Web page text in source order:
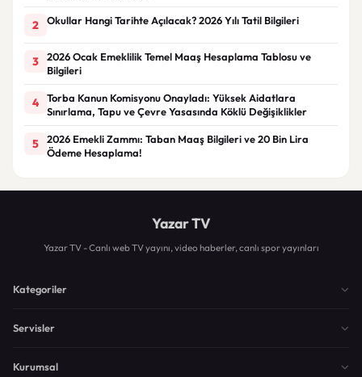
2 Okullar Hangi Tarihte Açılacak? 2026 Yılı Tatil Bilgileri
3
2026 Ocak Emeklilik Temel Maaş Hesaplama Tablosu ve
Bilgileri
4
Torba Kanun Komisyonu Onayladı: Yüksek Aidatlara
Sınırlama, Tapu ve Çevre Yasasında Köklü Değişiklikler
5
2026 Emekli Zammı: Taban Maaş Bilgileri ve 20 Bin Lira
Ödeme Hesaplama!
Yazar TV
Yazar TV - Canlı web TV yayını, video haberler, canlı spor yayınları
Kategoriler
Servisler
Kurumsal